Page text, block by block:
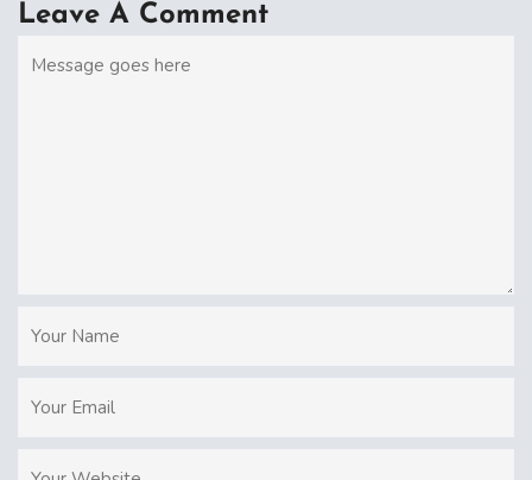
Leave A Comment